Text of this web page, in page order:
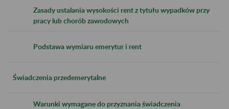
Zasady ustalania wysokości rent z tytułu wypadków przy
pracy lub chorób zawodowych
Podstawa wymiaru emerytur i rent
Świadczenia przedemerytalne
Warunki wymagane do przyznania świadczenia